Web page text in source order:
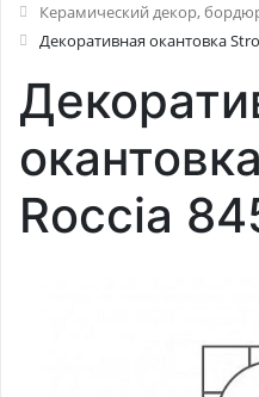
Керамический декор,
Декоративная окантовка
Roccia